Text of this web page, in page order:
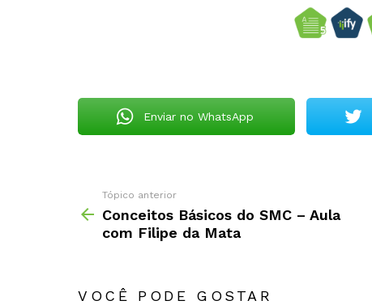
Enviar no WhatsApp
Tópico anterior
Conceitos Básicos do SMC – Aula
com Filipe da Mata
VOCÊ PODE GOSTAR